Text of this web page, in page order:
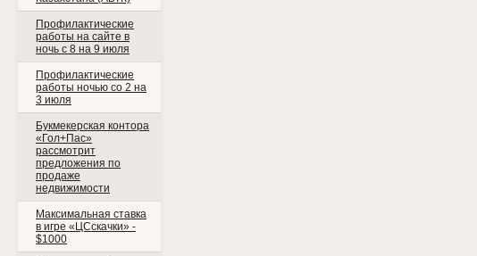
Профилактические
работы на сайте в
ночь с 8 на 9 июля
Профилактические
работы ночью со 2 на
3 июля
Букмекерская контора
«Гол+Пас»
рассмотрит
предложения по
продаже
недвижимости
Максимальная ставка
в игре «ЦСскачки» -
$1000